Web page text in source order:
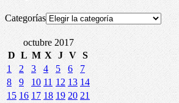
Categorías
octubre 2017
D L M X J V S
1
2 3 4 5 6
7
8
9 10 11 12 13 14
15 16 17 18 19 20 21